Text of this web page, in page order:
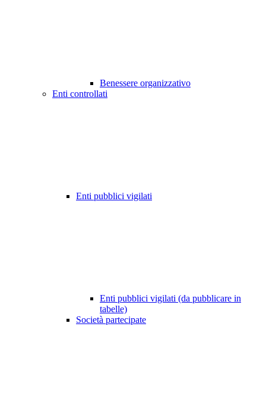
Benessere organizzativo
Enti controllati
Enti pubblici vigilati
Enti pubblici vigilati (da pubblicare in
tabelle)
Società partecipate